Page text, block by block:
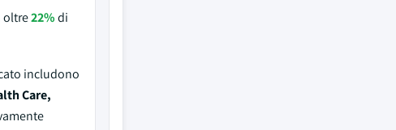
oltre22%di
includono
Care,